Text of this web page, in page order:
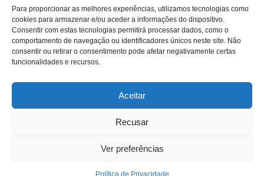
Para proporcionar as melhores experiências, utilizamos tecnologias como
cookies para armazenar e/ou aceder a informações do dispositivo.
Consentir com estas tecnologias permitirá processar dados, como o
comportamento de navegação ou identificadores únicos neste site. Não
consentir ou retirar o consentimento pode afetar negativamente certas
funcionalidades e recursos.
Aceitar
Recusar
Ver preferências
Política de Privacidade
Política de Privacidade
Termos e Condições
Li e concordo com a
Obtenha um Orçamento
Obtenha um Orçamento